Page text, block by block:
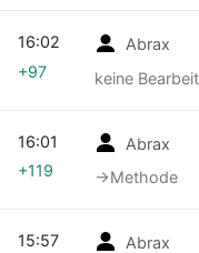
Abrax
keine
16:02
+97
Abrax
→‎Methode
16:01
+119
Abrax
15:57